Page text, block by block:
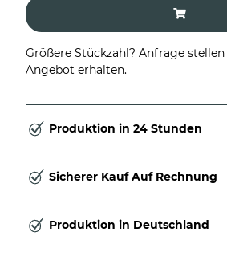
Größere Stückzahl? Anfrage
Angebot erhalten.
Produktion in 24 Stunden
Sicherer Kauf Auf Rechnung
Produktion in Deutschland